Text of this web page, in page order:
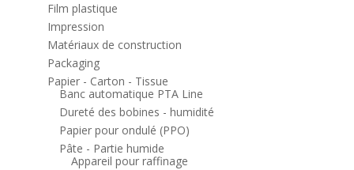
Film plastique
Impression
Matériaux de construction
Packaging
Papier - Carton - Tissue
Banc automatique PTA Line
Dureté des bobines - humidité
Papier pour ondulé (PPO)
Pâte - Partie humide
Appareil pour raffinage